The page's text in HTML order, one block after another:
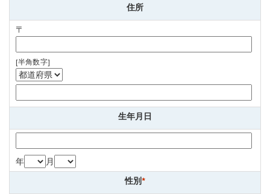
住所
〒
[半角数字]
生年月日
年
月
性別*